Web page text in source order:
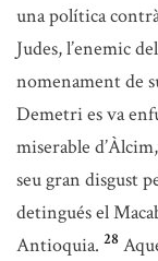
una política
Judes, l’enemic
nomenament de
Demetri es va
miserable
seu gran disgust
detingués el
Antioquia. 28